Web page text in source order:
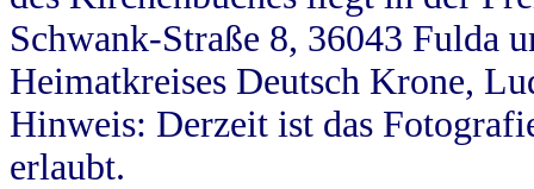
Schwank-Straße 8, 36043 Fulda
Heimatkreises Deutsch Krone,
Hinweis: Derzeit ist das
erlaubt.